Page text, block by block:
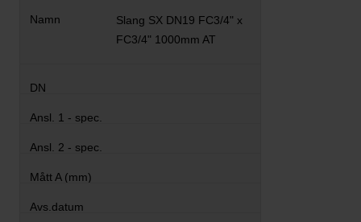
Slang SX DN19 FC3/4" x
FC3/4" 1000mm AT